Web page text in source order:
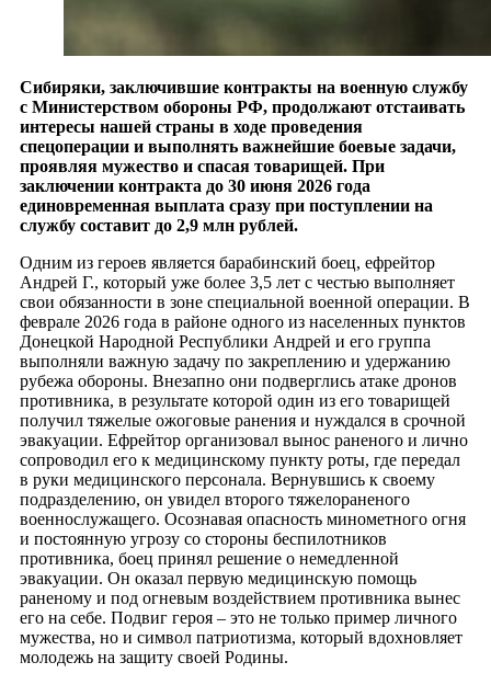
Сибиряки, заключившие контракты на военную службу
с Министерством обороны РФ, продолжают отстаивать
интересы нашей страны в ходе проведения
спецоперации и выполнять важнейшие боевые задачи,
проявляя мужество и спасая товарищей. При
заключении контракта до 30 июня 2026 года
единовременная выплата сразу при поступлении на
службу составит до 2,9 млн рублей.
Одним из героев является барабинский боец, ефрейтор
Андрей Г., который уже более 3,5 лет с честью выполняет
свои обязанности в зоне специальной военной операции. В
феврале 2026 года в районе одного из населенных пунктов
Донецкой Народной Республики Андрей и его группа
выполняли важную задачу по закреплению и удержанию
рубежа обороны. Внезапно они подверглись атаке дронов
противника, в результате которой один из его товарищей
получил тяжелые ожоговые ранения и нуждался в срочной
эвакуации. Ефрейтор организовал вынос раненого и лично
сопроводил его к медицинскому пункту роты, где передал
в руки медицинского персонала. Вернувшись к своему
подразделению, он увидел второго тяжелораненого
военнослужащего. Осознавая опасность минометного огня
и постоянную угрозу со стороны беспилотников
противника, боец принял решение о немедленной
эвакуации. Он оказал первую медицинскую помощь
раненому и под огневым воздействием противника вынес
его на себе. Подвиг героя – это не только пример личного
мужества, но и символ патриотизма, который вдохновляет
молодежь на защиту своей Родины.